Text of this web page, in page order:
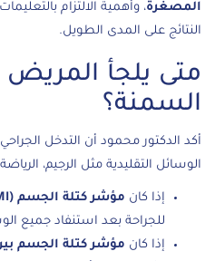
المصغرة، وأهمية الالتزام
النتائج على المدى الطويل.
متى يلجأ المريض
السمنة؟
أكد الدكتور محمود أن التدخل
الوسائل التقليدية مثل الرجيم،
إذا كان مؤشر كتلة الجسم (BMI) فوق 40
للجراحة بعد استنفاد جميع
إذا كان مؤشر كتلة الجسم بين 30